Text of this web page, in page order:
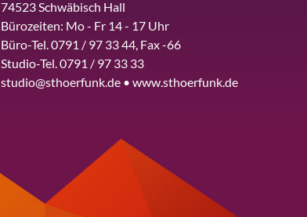
74523 Schwäbisch Hall
Bürozeiten: Mo - Fr 14 - 17 Uhr
Büro-Tel. 0791 / 97 33 44, Fax -66
Studio-Tel. 0791 / 97 33 33
studio@sthoerfunk.de • www.sthoerfunk.de